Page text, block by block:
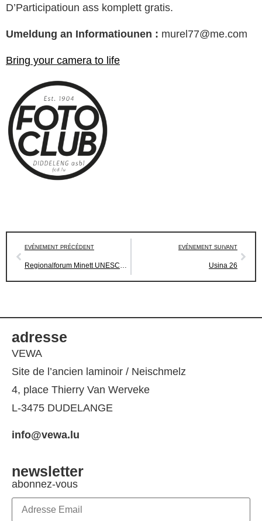
D’Participatioun ass komplett gratis.
Umeldung an Informatiounen : murel77@me.com
Bring your camera to life
EVÉNEMENT PRÉCÉDENT
Regionalforum Minett UNESCO Biosphere
EVÉNEMENT SUIVANT
Usina 26
adresse
VEWA
Site de l’ancien laminoir / Neischmelz
4, place Thierry Van Werveke
L-3475 DUDELANGE
info@vewa.lu
newsletter
abonnez-vous